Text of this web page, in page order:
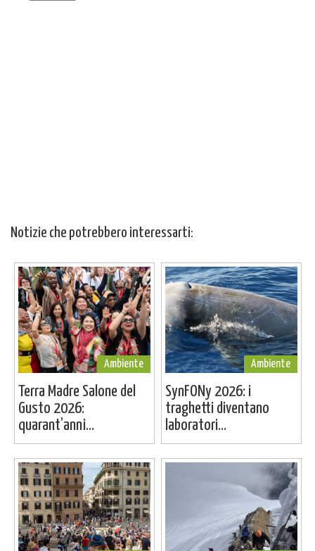
Notizie che potrebbero interessarti:
Ambiente
Terra Madre Salone del
Gusto 2026:
quarant’anni...
Ambiente
SynFONy 2026: i
traghetti diventano
laboratori...